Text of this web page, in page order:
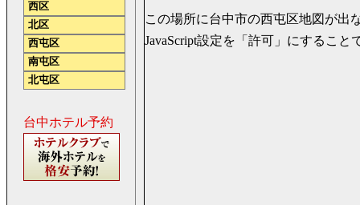
この場所に台中市の西屯区地図が出
JavaScript設定を「許可」にするこ
西区
北区
西屯区
南屯区
北屯区
台中ホテル予約